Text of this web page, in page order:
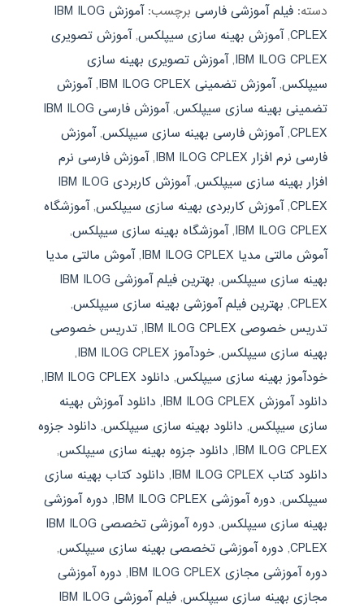
دسته: فیلم آموزشی فارسی برچسب:
آموزش IBM ILOG
CPLEX
,آموزش بهینه سازی سیپلکس,آموزش تصویری
IBM ILOG CPLEX
,آموزش تصویری بهینه سازی
سیپلکس,آموزش تضمینی IBM ILOG CPLEX ,آموزش
تضمینی بهینه سازی سیپلکس,
آموزش فارسی IBM ILOG
CPLEX
,آموزش فارسی بهینه سازی سیپلکس,آموزش
فارسی نرم افزار IBM ILOG CPLEX
,آموزش فارسی نرم
افزار بهینه سازی سیپلکس,
آموزش کاربردی IBM ILOG
CPLEX
,آموزش کاربردی بهینه سازی سیپلکس,آموزشگاه
IBM ILOG CPLEX
,آموزشگاه بهینه سازی سیپلکس,
آموش مالتی مدیا IBM ILOG CPLEX
,آموش مالتی مدیا
بهینه سازی سیپلکس,
بهترین فیلم آموزشی IBM ILOG
CPLEX
, بهترین فیلم آموزشی بهینه سازی سیپلکس,
تدریس خصوصی IBM ILOG CPLEX
, تدریس خصوصی
بهینه سازی سیپلکس, خودآموز IBM ILOG CPLEX
,
خودآموز بهینه سازی سیپلکس, دانلود IBM ILOG CPLEX
,
دانلود آموزش IBM ILOG CPLEX
, دانلود آموزش بهینه
سازی سیپلکس, دانلود بهینه سازی سیپلکس, دانلود جزوه
IBM ILOG CPLEX
, دانلود جزوه بهینه سازی سیپلکس,
دانلود کتاب IBM ILOG CPLEX
, دانلود کتاب بهینه سازی
سیپلکس, دوره آموزشی IBM ILOG CPLEX , دوره آموزشی
بهینه سازی سیپلکس,
دوره آموزشی تخصصی IBM ILOG
CPLEX
, دوره آموزشی تخصصی بهینه سازی سیپلکس,
دوره آموزشی مجازی IBM ILOG CPLEX
, دوره آموزشی
مجازی بهینه سازی سیپلکس,
فیلم آموزشی IBM ILOG